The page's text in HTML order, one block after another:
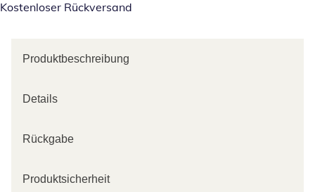
Kostenloser Rückversand
Produktbeschreibung
Details
Rückgabe
Produktsicherheit